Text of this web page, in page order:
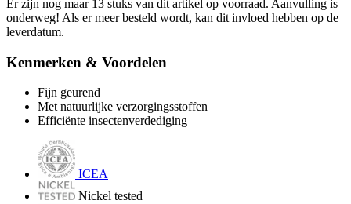
Er zijn nog maar 13 stuks van dit artikel op voorraad. Aanvulling is
onderweg! Als er meer besteld wordt, kan dit invloed hebben op de
leverdatum.
Kenmerken & Voordelen
Fijn geurend
Met natuurlijke verzorgingsstoffen
Efficiënte insectenverdediging
ICEA
Nickel tested